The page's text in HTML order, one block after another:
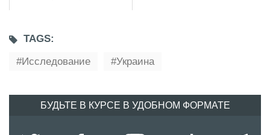
TAGS:
Исследование
Украина
БУДЬТЕ В КУРСЕ В УДОБНОМ ФОРМАТЕ